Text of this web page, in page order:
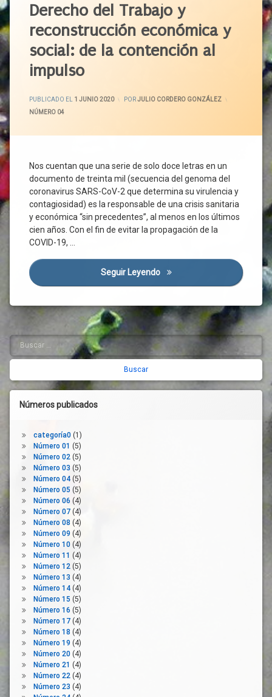
Covid-
Cuentas
Regionales
Desarrollo
Digitalización
Economía
Empleo
De
Alarma
Explotaciones
Agrarias
Fondos
Agrícolas
Industria
Agroalimentaria
Medidas
Medio
Rural
Normativa
OPAS
Pandemia
PIB
Precios
Producción
Agraria
Producción
Ganadera
Reactivación
Económica
Reconstrucción
Recortes
Sector
Agrario
Territorio
Trabajadores
Derecho del Trabajo y
reconstrucción económica y
social: de la contención al
impulso
PUBLICADO EL 1 JUNIO 2020
2 JUNIO 2020
PORJULIO CORDERO GONZÁLEZ
CATEGORÍAS:
NÚMERO 04
Nos cuentan que una serie de solo doce letras en un
documento de treinta mil (secuencia del genoma del
coronavirus SARS-CoV-2 que determina su virulencia y
contagiosidad) es la responsable de una crisis sanitaria
y económica “sin precedentes”, al menos en los últimos
cien años. Con el fin de evitar la propagación de la
COVID-19, …
Seguir Leyendo Derecho Del Trabajo Y
Actividad
Económica
Acuerdo
En
Defensa
Del
Autónomos
Castilla
Cobertura
Jurídica
Cogobernanza
Concertación
Social
Confinamiento
Consenso
Contingencias
Profesionales
Coste
Cotización
Covid-
Crisis
Derecho
Del
Trabajo
Desempleo
Desescalada
Documentos
Técnicos
Dumping
Social
Empleo
De
Calidad
Empresarios
ERTE
Estado
De
Alarma
Exclusión
Exoneración
Barra
lateral
derecha
Buscar:
Números publicados
categoría0(1)
Número 01 (5)
Número 02(5)
Número 03 (5)
Número 04(5)
Número 05 (5)
Número 06 (4)
Número 07(4)
Número 08 (4)
Número 09(4)
Número 10(4)
Número 11 (4)
Número 12(5)
Número 13 (4)
Número 14(4)
Número 15 (5)
Número 16 (5)
Número 17(4)
Número 18 (4)
Número 19 (4)
Número 20(4)
Número 21 (4)
Número 22(4)
Número 23 (4)